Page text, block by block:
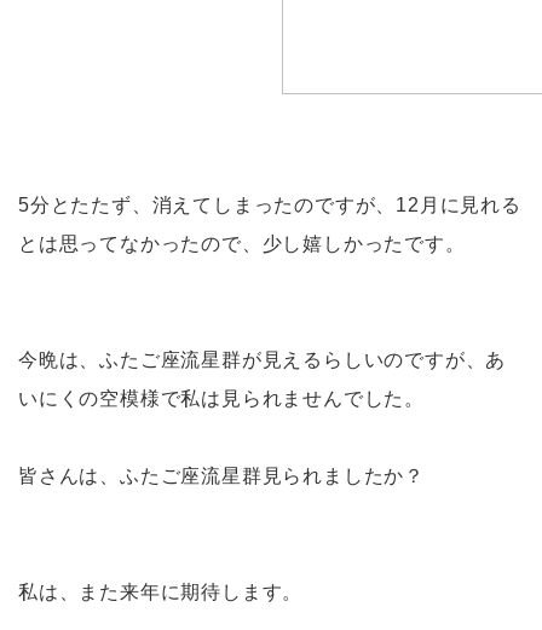
5分とたたず、消えてしまったのですが、12月に見れる
とは思ってなかったので、少し嬉しかったです。
今晩は、ふたご座流星群が見えるらしいのですが、あ
いにくの空模様で私は見られませんでした。
皆さんは、ふたご座流星群見られましたか？
私は、また来年に期待します。